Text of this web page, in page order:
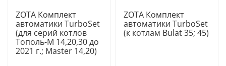
управлением внешнего термостата.
ПЛЮСЫ УСТАНОВКИ TURBOSET
ZOTA Комплект
автоматики TurboSet
(для серий котлов
Тополь-М 14,20,30 до
2021 г.; Master 14,20)
ZOTA Комплект
автоматики TurboSet
(к котлам Bulat 35; 45)